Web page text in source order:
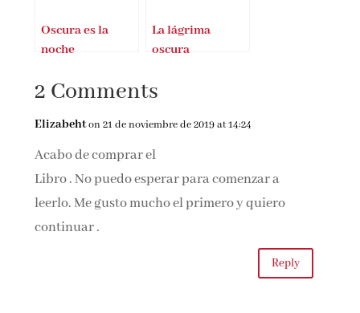
Oscura es la
noche
La lágrima
oscura
2 Comments
Elizabehton 21 de noviembre de 2019 at 14:24
Acabo de comprar el
Libro . No puedo esperar para comenzar a
leerlo. Me gusto mucho el primero y quiero
continuar .
Reply